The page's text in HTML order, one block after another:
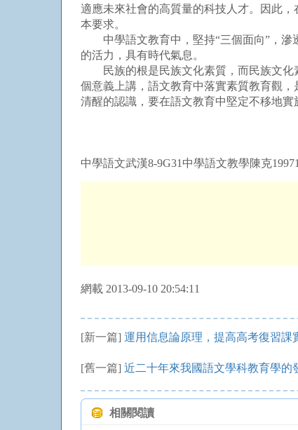
適應未來社會的高質量的科技人才。因此
本要求。
中學語文教育中，堅持“三個面向”，滲
的活力，具有時代氣息。
民族的根是民族文化素質，而民族文化
個意義上講，語文教育中落實素質教育觀
清醒的認識，要在語文教育中堅定不移地
中學語文武漢8-9G31中學語文教學陳克
網載 2013-09-10 20:54:11
[新一篇] 運用信息論原理，提高高考復習課
[舊一篇] 近二十年來我國語文學科教育學的
相關閱讀